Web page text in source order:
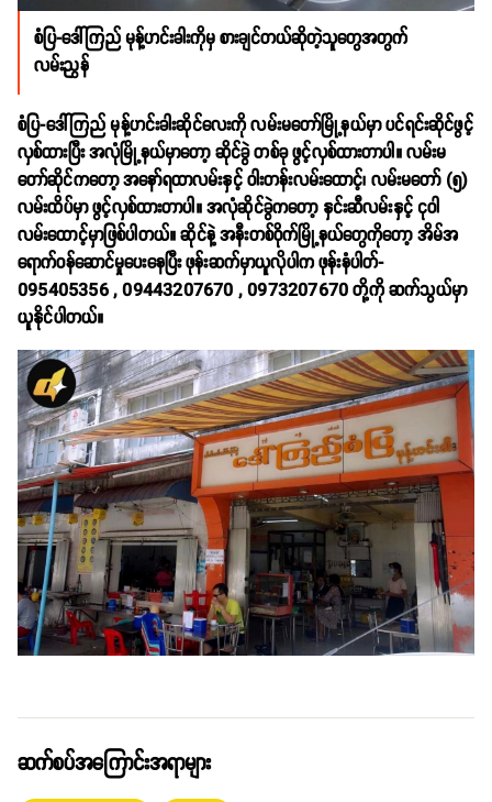
စံပြ-ဒေါ်ကြည် မုန့်ဟင်းခါးကိုမှ စားချင်တယ်ဆိုတဲ့သူတွေအတွက်
လမ်းညွှန်
စံပြ-ဒေါ်ကြည် မုန့်ဟင်းခါးဆိုင်လေးကို လမ်းမတော်မြို့နယ်မှာ ပင်ရင်းဆိုင်ဖွင့်
လှစ်ထားပြီး အလုံမြို့နယ်မှာတော့ ဆိုင်ခွဲ တစ်ခု ဖွင့်လှစ်ထားတာပါ။ လမ်းမ
တော်ဆိုင်ကတော့ အနော်ရထာလမ်းနှင့် ဝါးတန်းလမ်းထောင့်၊ လမ်းမတော် (၅)
လမ်းထိပ်မှာ ဖွင့်လှစ်ထားတာပါ။ အလုံဆိုင်ခွဲကတော့ နှင်းဆီလမ်းနှင့် ငုဝါ
လမ်းထောင့်မှာဖြစ်ပါတယ်။ ဆိုင်နဲ့ အနီးတစ်ဝိုက်မြို့နယ်တွေကိုတော့ အိမ်အ
ရောက်ဝန်ဆောင်မှုပေးနေပြီး ဖုန်းဆက်မှာယူလိုပါက ဖုန်းနံပါတ်-
095405356 , 09443207670 , 0973207670တို့ကို ဆက်သွယ်မှာ
ယူနိုင်ပါတယ်။
ဆက်စပ်အကြောင်းအရာများ